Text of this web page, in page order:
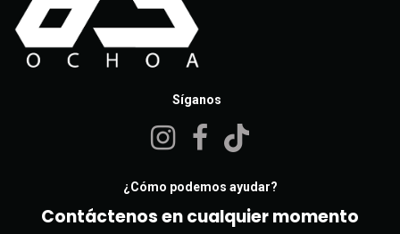
Síganos
¿Cómo podemos ayudar?
Contáctenos en cualquier momento